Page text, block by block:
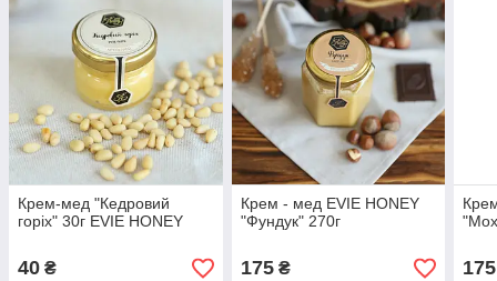
Крем-мед "Кедровий
горіх" 30г EVIE HONEY
40 ₴
Крем - мед EVIE HONEY
"Фундук" 270г
175₴ 175